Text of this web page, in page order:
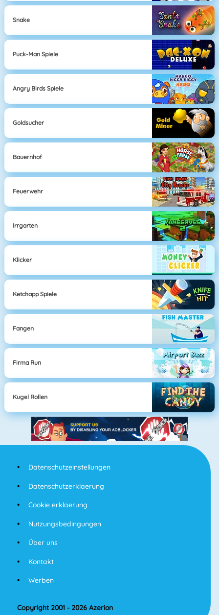
Snake
Puck-Man Spiele
Angry Birds Spiele
Goldsucher
Bauernhof
Feuerwehr
Irrgarten
Klicker
Ketchapp Spiele
Fangen
Firma Run
Kugel Rollen
Datenschutzeinstellungen
Datenschutzerklaerung
Cookie erklaerung
Nutzungsbedingungen
Über uns
Kontakt
Werben
Copyright 2001 - 2026 Azerion